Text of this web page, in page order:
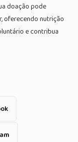
doação pode
oferecendo nutrição
e contribua